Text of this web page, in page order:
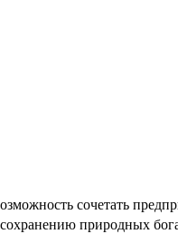
сочетать
природных